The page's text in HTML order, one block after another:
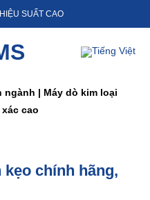
SUẤT CAO
ngành | Máy dò kim loại
cao
kẹo chính hãng,